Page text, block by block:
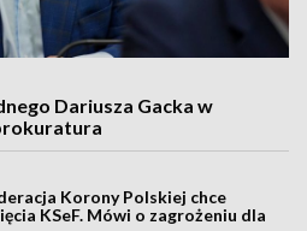
Dariusza Gacka w
Korony Polskiej chce
KSeF. Mówi o zagrożeniu dla